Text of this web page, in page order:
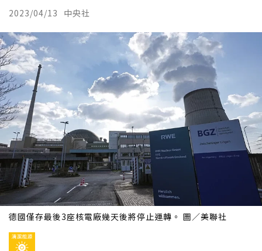
2023/04/13 中央社
德國僅存最後3座核電廠幾天後將停止運轉。 圖／美聯社